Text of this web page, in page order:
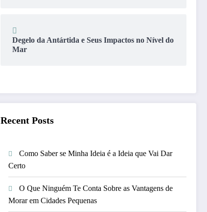
Degelo da Antártida e Seus Impactos no Nível do
Mar
Recent Posts
Como Saber se Minha Ideia é a Ideia que Vai Dar
Certo
O Que Ninguém Te Conta Sobre as Vantagens de
Morar em Cidades Pequenas